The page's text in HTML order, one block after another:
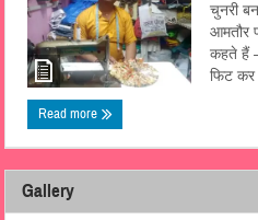
चुनरी
आमतौर
कहते हैं
फिट कर
Read more
Gallery